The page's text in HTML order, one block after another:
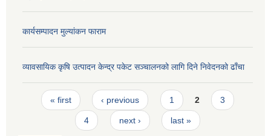
कार्यसम्पादन मुल्यांकन फाराम
व्यावसायिक कृषि उत्पादन केन्द्र पकेट सञ्चालनको लागि दिने निवेदनको ढाँचा
Pages
« first ‹ previous 1 2 3
4 next › last »